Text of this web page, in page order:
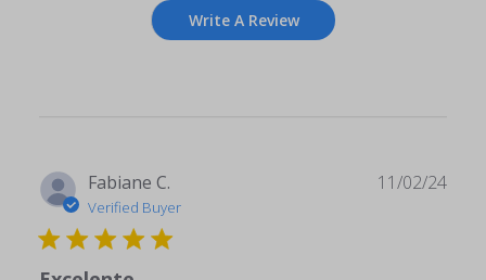
Write A Review
Fabiane C.
Verified Buyer
11/02/24